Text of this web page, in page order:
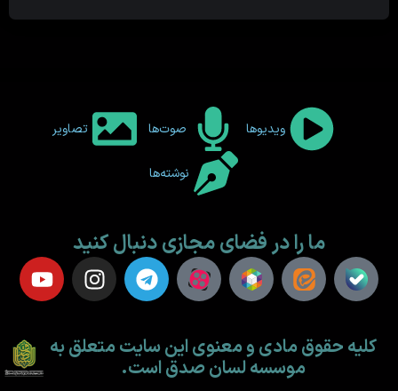
ویدیوها صوت‌ها تصاویر
نوشته‌ها
ما را در فضای مجازی دنبال کنید
کلیه حقوق مادی و معنوی این سایت متعلق به
موسسه لسان صدق است.